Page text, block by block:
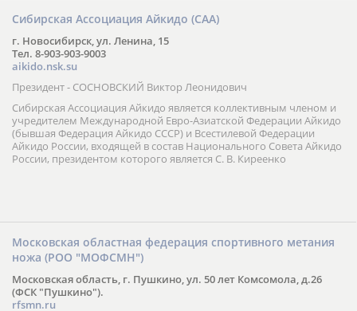
Сибирская Ассоциация Айкидо (САА)
г. Новосибирск, ул. Ленина, 15
Тел. 8-903-903-9003
aikido.nsk.su
Президент - СОСНОВСКИЙ Виктор Леонидович
Сибирская Ассоциация Айкидо является коллективным членом и
учредителем Международной Евро-Азиатской Федерации Айкидо
(бывшая Федерация Айкидо СССР) и Всестилевой Федерации
Айкидо России, входящей в состав Национального Совета Айкидо
России, президентом которого является С. В. Киреенко
Московская областная федерация спортивного метания
ножа (РОО "МОФСМН")
Московская область, г. Пушкино, ул. 50 лет Комсомола, д.26
(ФСК "Пушкино").
rfsmn.ru